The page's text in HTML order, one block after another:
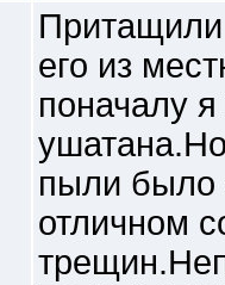
его из
поначалу
пыли было
отличном